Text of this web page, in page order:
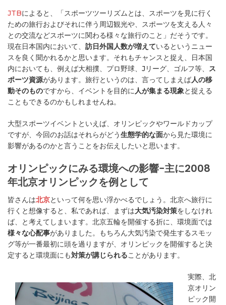
JTBによると、「スポーツツーリズムとは、スポーツを見に行く
ための旅行およびそれに伴う周辺観光や、スポーツを支える人々
との交流などスポーツに関わる様々な旅行のこと」だそうです。
現在日本国内において、 訪日外国人数が増えているというニュー
スを良く聞かれるかと思います。それもチャンスと捉え、日本国
内においても、例えば大相撲、プロ野球、Jリーグ、ゴルフ等、 ス
ポーツ資源があります。旅行というのは、言ってしまえば人の移
動そのものですから、イベントを目的に人が集まる現象と捉える
こともできるのかもしれませんね。
大型スポーツイベントといえば、オリンピックやワールドカップ
ですが、今回のお話はそれらがどう生態学的な面から見た環境に
影響があるのかと言うことをお伝えしたいと思います。
オリンピックにみる環境への影響−主に2008
年北京オリンピックを例として
皆さんは北京といって何を思い浮かべるでしょう。北京へ旅行に
行くと想像すると、私であれば、まずは大気汚染対策をしなけれ
ば、と考えてしまいます。北京五輪を開催する折に、環境面では
様々な心配事がありました。もちろん大気汚染で発生するスモッ
グ等が一番最初に頭を過りますが、オリンピックを開催すると決
定すると環境面にも対策が講じられることがあります。
実際、北
京オリン
ピック開